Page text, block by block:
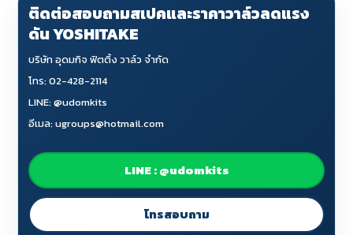
ติดต่อสอบถามสเปคและราคาวาล์วลดแรง
ดัน YOSHITAKE
บริษัท อุดมกิจ ฟิตติ้ง วาล์ว จำกัด
โทร: 02-428-2114
LINE: @udomkits
อีเมล: ugroups@hotmail.com
LINE : @udomkits
โทรสอบถาม